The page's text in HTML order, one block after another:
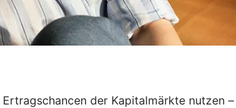
der Kapitalmärkte nutzen